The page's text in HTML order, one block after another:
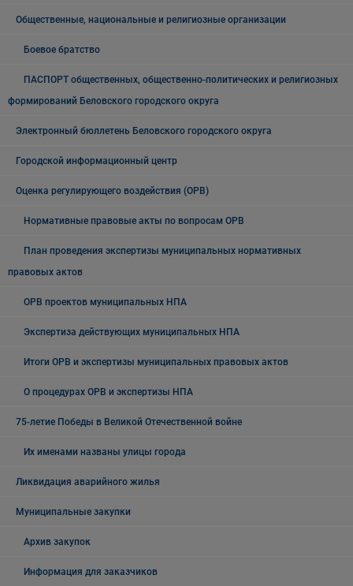
Общественные, национальные и религиозные организации
Боевое братство
ПАСПОРТ общественных, общественно-политических и религиозных
формирований Беловского городского округа
Электронный бюллетень Беловского городского округа
Городской информационный центр
Оценка регулирующего воздействия (ОРВ)
Нормативные правовые акты по вопросам ОРВ
План проведения экспертизы муниципальных нормативных
правовых актов
ОРВ проектов муниципальных НПА
Экспертиза действующих муниципальных НПА
Итоги ОРВ и экспертизы муниципальных правовых актов
О процедурах ОРВ и экспертизы НПА
75-летие Победы в Великой Отечественной войне
Их именами названы улицы города
Ликвидация аварийного жилья
Муниципальные закупки
Архив закупок
Информация для заказчиков